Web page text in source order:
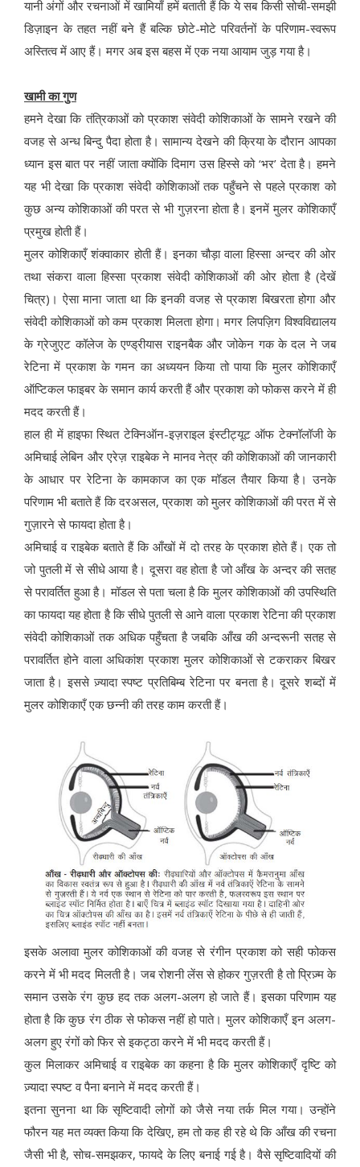
यानी अंगों और रचनाओं में खामियाँ हमें बताती हैं कि ये सब किसी सोची-समझी
डिज़ाइन के तहत नहीं बने हैं बल्कि छोटे-मोटे परिवर्तनों के परिणाम-स्वरूप
अस्तित्व में आए हैं। मगर अब इस बहस में एक नया आयाम जुड़ गया है।
खामी का गुण
हमने देखा कि तंत्रिकाओं को प्रकाश संवेदी कोशिकाओं के सामने रखने की
वजह से अन्ध बिन्दु पैदा होता है। सामान्य देखने की क्रिया के दौरान आपका
ध्यान इस बात पर नहीं जाता क्योंकि दिमाग उस हिस्से को ‘भर’ देता है। हमने
यह भी देखा कि प्रकाश संवेदी कोशिकाओं तक पहुँचने से पहले प्रकाश को
कुछ अन्य कोशिकाओं की परत से भी गुज़रना होता है। इनमें मुलर कोशिकाएँ
प्रमुख होती हैं।
मुलर कोशिकाएँ शंक्वाकार होती हैं। इनका चौड़ा वाला हिस्सा अन्दर की ओर
तथा संकरा वाला हिस्सा प्रकाश संवेदी कोशिकाओं की ओर होता है (देखें
चित्र)। ऐसा माना जाता था कि इनकी वजह से प्रकाश बिखरता होगा और
संवेदी कोशिकाओं को कम प्रकाश मिलता होगा। मगर लिपज़िग विश्वविद्यालय
के ग्रेजुएट कॉलेज के एण्ड्रीयास राइनबैक और जोकेन गक के दल ने जब
रेटिना में प्रकाश के गमन का अध्ययन किया तो पाया कि मुलर कोशिकाएँ
ऑप्टिकल फाइबर के समान कार्य करती हैं और प्रकाश को फोकस करने में ही
मदद करती हैं।
हाल ही में हाइफा स्थित टेक्निऑन-इज़राइल इंस्टीट्यूट ऑफ टेक्नॉलॉजी के
अमिचाई लेबिन और एरेज़ राइबेक ने मानव नेत्र की कोशिकाओं की जानकारी
के आधार पर रेटिना के कामकाज का एक मॉडल तैयार किया है। उनके
परिणाम भी बताते हैं कि दरअसल, प्रकाश को मुलर कोशिकाओं की परत में से
गुज़ारने से फायदा होता है।
अमिचाई व राइबेक बताते हैं कि आँखों में दो तरह के प्रकाश होते हैं। एक तो
जो पुतली में से सीधे आया है। दूसरा वह होता है जो आँख के अन्दर की सतह
से परावर्तित हुआ है। मॉडल से पता चला है कि मुलर कोशिकाओं की उपस्थिति
का फायदा यह होता है कि सीधे पुतली से आने वाला प्रकाश रेटिना की प्रकाश
संवेदी कोशिकाओं तक अधिक पहुँचता है जबकि आँख की अन्दरूनी सतह से
परावर्तित होने वाला अधिकांश प्रकाश मुलर कोशिकाओं से टकराकर बिखर
जाता है। इससे ज़्यादा स्पष्ट प्रतिबिम्ब रेटिना पर बनता है। दूसरे शब्दों में
मुलर कोशिकाएँ एक छन्नी की तरह काम करती हैं।
इसके अलावा मुलर कोशिकाओं की वजह से रंगीन प्रकाश को सही फोकस
करने में भी मदद मिलती है। जब रोशनी लेंस से होकर गुज़रती है तो प्रिज़्म के
समान उसके रंग कुछ हद तक अलग-अलग हो जाते हैं। इसका परिणाम यह
होता है कि कुछ रंग ठीक से फोकस नहीं हो पाते। मुलर कोशिकाएँ इन अलग-
अलग हुए रंगों को फिर से इकट्ठा करने में भी मदद करती हैं।
कुल मिलाकर अमिचाई व राइबेक का कहना है कि मुलर कोशिकाएँ दृष्टि को
ज़्यादा स्पष्ट व पैना बनाने में मदद करती हैं।
इतना सुनना था कि सृष्टिवादी लोगों को जैसे नया तर्क मिल गया। उन्होंने
फौरन यह मत व्यक्त किया कि देखिए, हम तो कह ही रहे थे कि आँख की रचना
जैसी भी है, सोच-समझकर, फायदे के लिए बनाई गई है। वैसे सृष्टिवादियों की